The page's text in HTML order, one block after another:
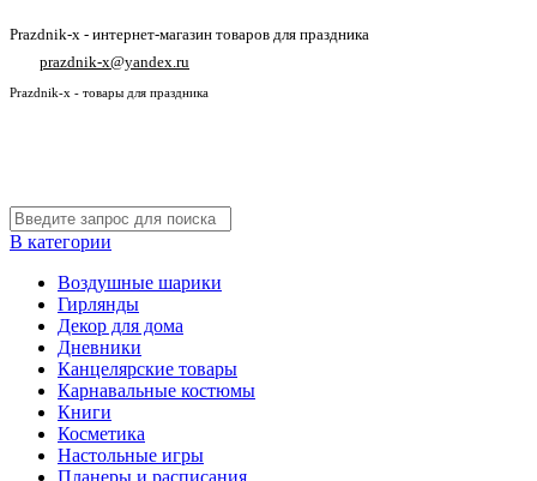
Prazdnik-x - интернет-магазин товаров для праздника
prazdnik-x@yandex.ru
Prazdnik-x - товары для праздника
В категории
Воздушные шарики
Гирлянды
Декор для дома
Дневники
Канцелярские товары
Карнавальные костюмы
Книги
Косметика
Настольные игры
Планеры и расписания